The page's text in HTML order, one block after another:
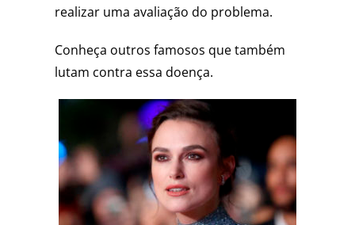
realizar uma avaliação do problema.
Conheça outros famosos que também
lutam contra essa doença.